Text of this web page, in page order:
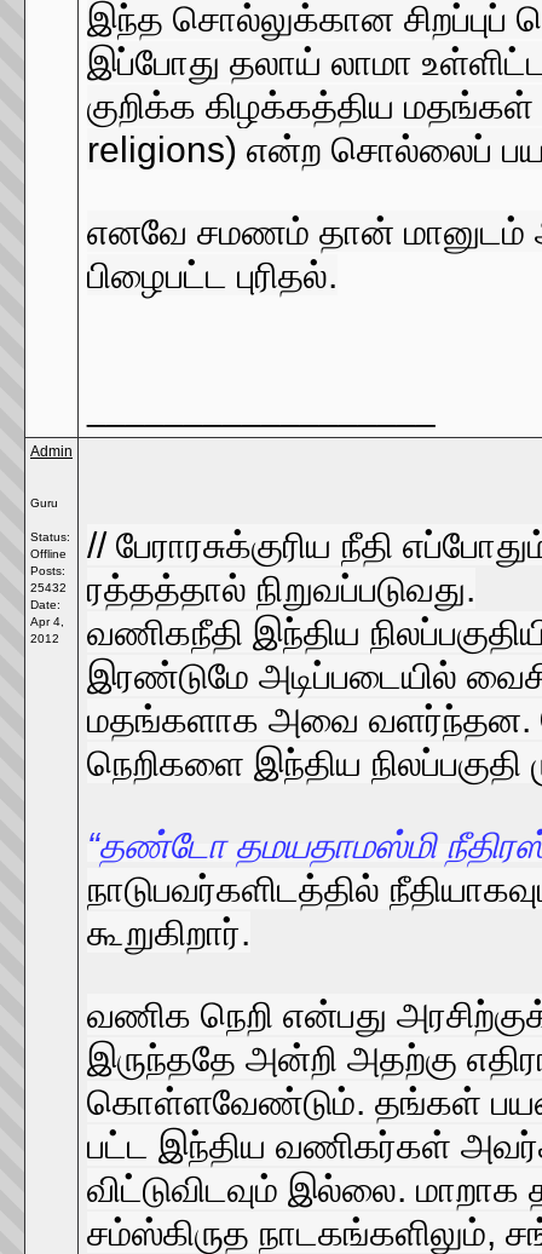
இந்த சொல்லுக்கான
இப்போது தலாய் லாமா
குறிக்க கிழக்கத்திய
religions) என்ற சொல்லைப்
எனவே சமணம் தான் மானுடம்
பிழைபட்ட புரிதல்.
Admin
Guru
Status:
Offline
Posts:
25432
Date:
Apr 4,
2012
// பேராரசுக்குரிய நீதி
ரத்தத்தால் நிறுவப்படுவது.
வணிகநீதி இந்திய
இரண்டுமே அடிப்படையில்
மதங்களாக அவை வளர்ந்தன.
நெறிகளை இந்திய
“தண்டோ தமயதாமஸ்மி
நாடுபவர்களிடத்தில்
கூறுகிறார்.
வணிக நெறி என்பது
இருந்ததே அன்றி அதற்கு
கொள்ளவேண்டும். தங்கள்
பட்ட இந்திய வணிகர்கள்
விட்டுவிடவும் இல்லை.
சம்ஸ்கிருத நாடகங்களிலும்,